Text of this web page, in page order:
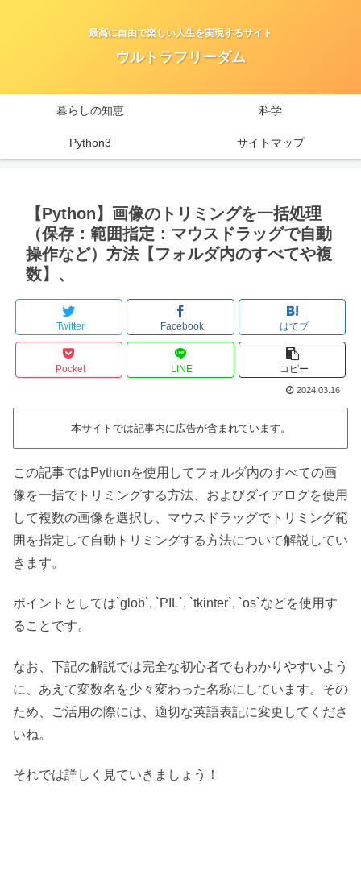
最高に自由で楽しい人生を実現するサイト
ウルトラフリーダム
暮らしの知恵 科学
Python3 サイトマップ
【Python】画像のトリミングを一括処理
（保存：範囲指定：マウスドラッグで自動
操作など）方法【フォルダ内のすべてや複
数】、
Twitter Facebook はてブ
Pocket LINE コピー
2024.03.16
本サイトでは記事内に広告が含まれています。
この記事ではPythonを使用してフォルダ内のすべての画
像を一括でトリミングする方法、およびダイアログを使用
して複数の画像を選択し、マウスドラッグでトリミング範
囲を指定して自動トリミングする方法について解説してい
きます。
ポイントとしては`glob`, `PIL`, `tkinter`, `os`などを使用す
ることです。
なお、下記の解説では完全な初心者でもわかりやすいよう
に、あえて変数名を少々変わった名称にしています。その
ため、ご活用の際には、適切な英語表記に変更してくださ
いね。
それでは詳しく見ていきましょう！